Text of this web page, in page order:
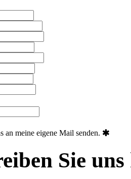
an meine eigene Mail senden.
Sie